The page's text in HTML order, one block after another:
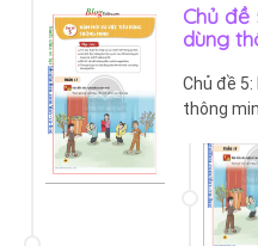
Chủ đề
dùng
Chủ đề
thông